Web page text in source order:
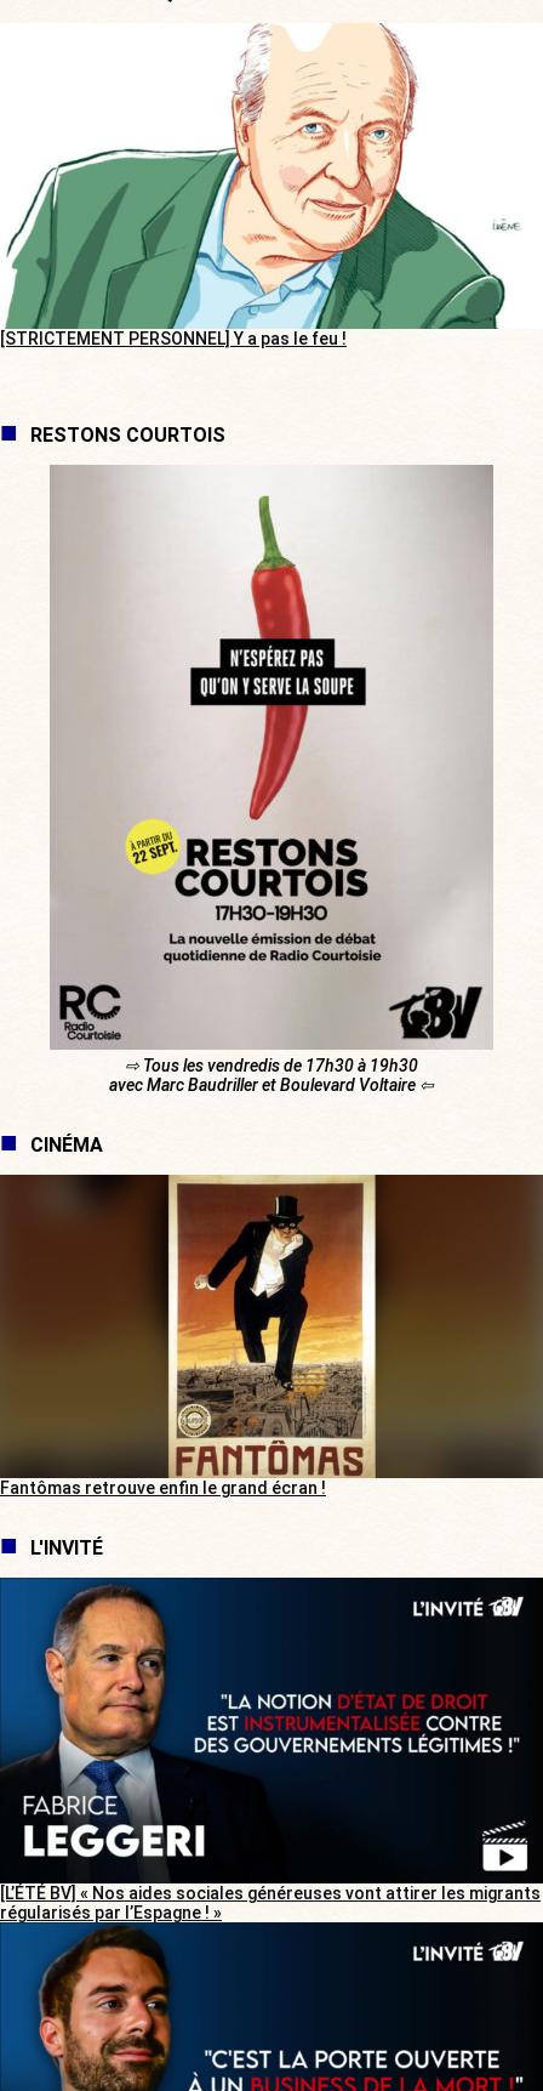
[STRICTEMENT PERSONNEL] Y a pas le feu !
RESTONS COURTOIS
⇨ Tous les vendredis de 17h30 à 19h30
avec Marc Baudriller et Boulevard Voltaire ⇦
CINÉMA
Fantômas retrouve enfin le grand écran !
L'INVITÉ
[L’ÉTÉ BV] « Nos aides sociales généreuses vont attirer les migrants
régularisés par l’Espagne ! »